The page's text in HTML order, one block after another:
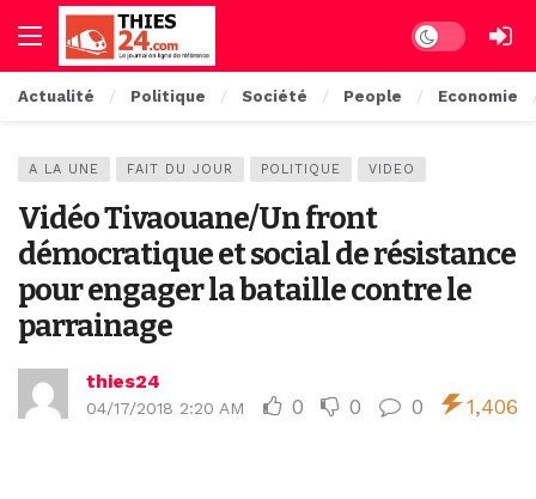
Dark mode
Actualité Politique Société People Economie
A LA UNE FAIT DU JOUR POLITIQUE VIDEO
Vidéo Tivaouane/Un front
démocratique et social de résistance
pour engager la bataille contre le
parrainage
thies24
04/17/2018 2:20 AM 0 0 0 1,406